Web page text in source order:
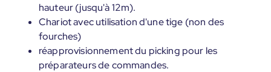
hauteur (jusqu'à 12m).
Chariot avec utilisation d'une tige (non des
fourches)
réapprovisionnement du picking pour les
préparateurs de commandes.